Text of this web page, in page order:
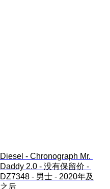
Diesel - Chronograph Mr.
Daddy 2.0 - 没有保留价 -
DZ7348 - 男士 - 2020年及
之后